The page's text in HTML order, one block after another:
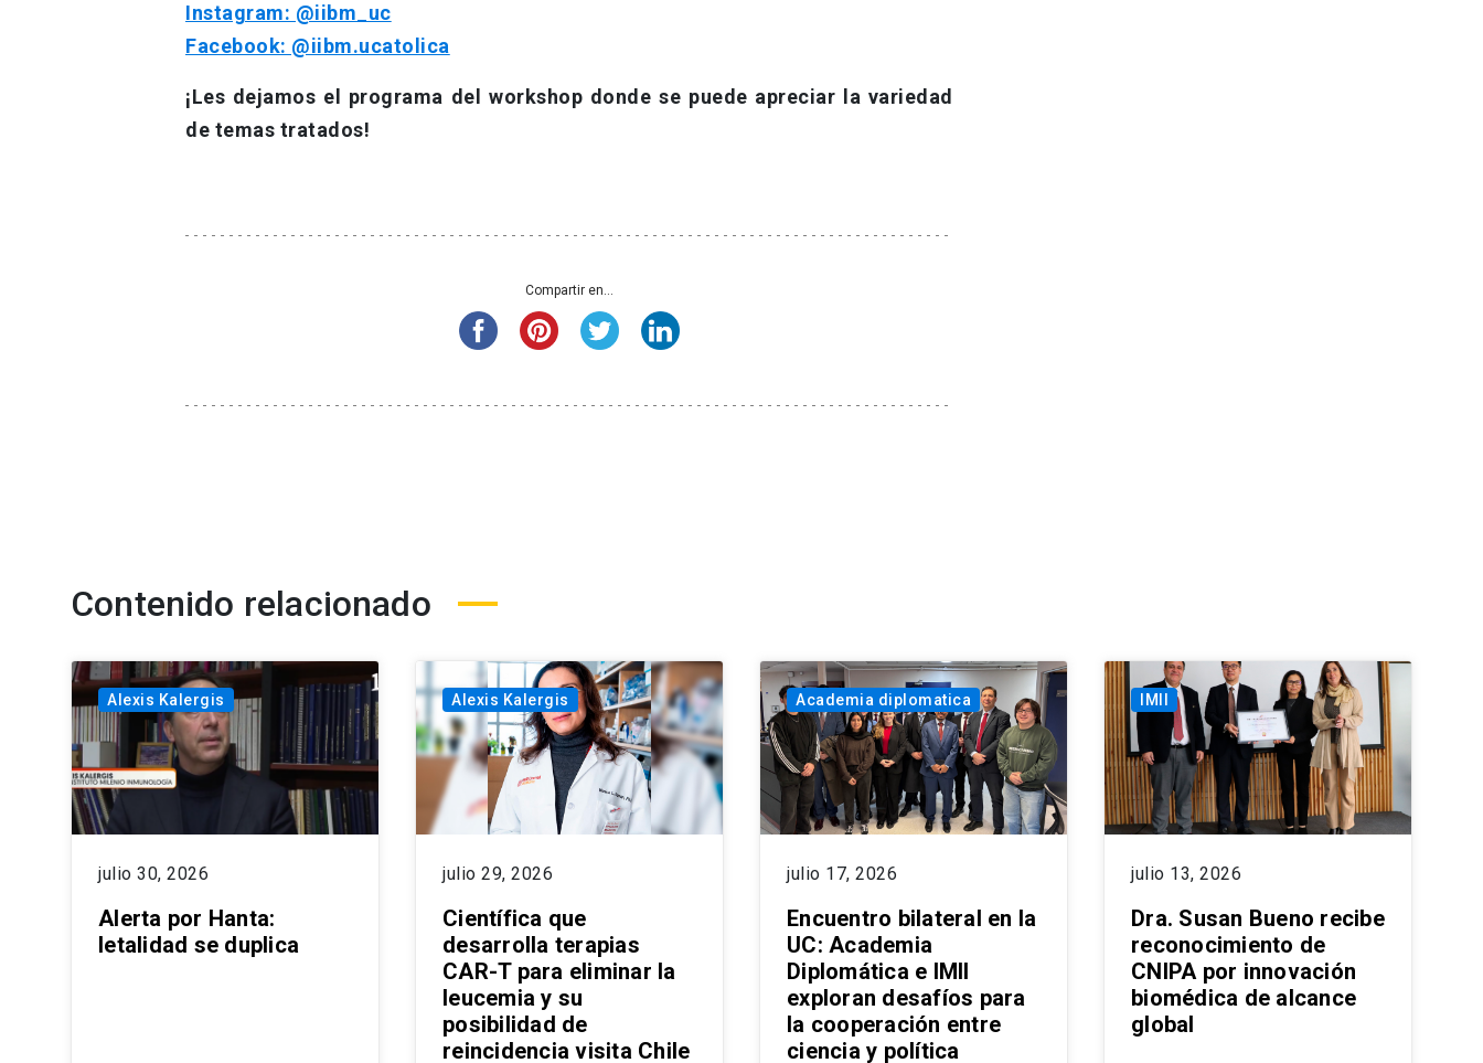
Instagram: @iibm_uc
Facebook: @iibm.ucatolica
¡Les dejamos el programa del workshop donde se puede apreciar la variedad
de temas tratados!
Compartir en...
Contenido relacionado
Alexis Kalergis
julio 30, 2026
Alerta por Hanta:
letalidad se duplica
Alexis Kalergis
julio 29, 2026
Científica que
desarrolla terapias
CAR-T para eliminar la
leucemia y su
posibilidad de
reincidencia visita Chile
Academia diplomatica
julio 17, 2026
Encuentro bilateral en la
UC: Academia
Diplomática e IMII
exploran desafíos para
la cooperación entre
ciencia y política
IMII
julio 13, 2026
Dra. Susan Bueno recibe
reconocimiento de
CNIPA por innovación
biomédica de alcance
global